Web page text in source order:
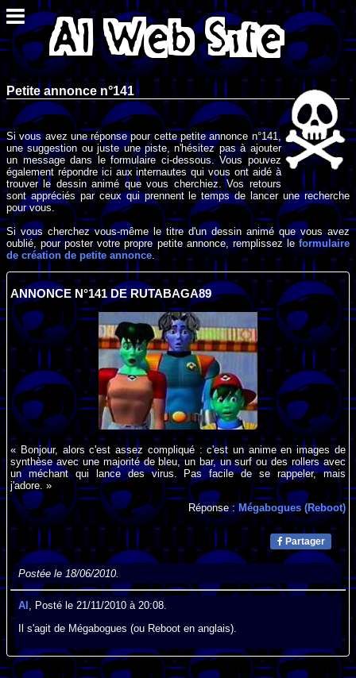
Petite annonce n°141
Si vous avez une réponse pour cette petite annonce n°141,
une suggestion ou juste une piste, n'hésitez pas à ajouter
un message dans le formulaire ci-dessous. Vous pouvez
également répondre ici aux internautes qui vous ont aidé à
trouver le dessin animé que vous cherchiez. Vos retours
sont appréciés par ceux qui prennent le temps de lancer une recherche
pour vous.
Si vous cherchez vous-même le titre d'un dessin animé que vous avez
oublié, pour poster votre propre petite annonce, remplissez leformulaire
de création de petite annonce .
ANNONCE N°141 DE RUTABAGA89
« Bonjour, alors c'est assez compliqué : c'est un anime en images de
synthèse avec une majorité de bleu, un bar, un surf ou des rollers avec
un méchant qui lance des virus. Pas facile de se rappeler, mais
j'adore. »
Réponse :Mégabogues (Reboot)
Partager
Postée le 18/06/2010.
Al , Posté le 21/11/2010 à 20:08.
Il s'agit de Mégabogues (ou Reboot en anglais).